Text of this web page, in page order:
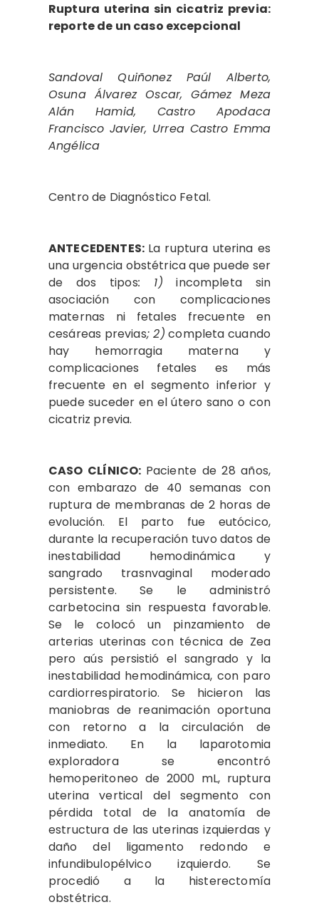
Ruptura uterina sin cicatriz previa:
reporte de un caso excepcional
Sandoval Quiñonez Paúl Alberto,
Osuna Álvarez Oscar, Gámez Meza
Alán Hamid, Castro Apodaca
Francisco Javier, Urrea Castro Emma
Angélica
Centro de Diagnóstico Fetal.
ANTECEDENTES: La ruptura uterina es
una urgencia obstétrica que puede ser
de dos tipos: 1) incompleta sin
asociación con complicaciones
maternas ni fetales frecuente en
cesáreas previas; 2) completa cuando
hay hemorragia materna y
complicaciones fetales es más
frecuente en el segmento inferior y
puede suceder en el útero sano o con
cicatriz previa.
CASO CLÍNICO: Paciente de 28 años,
con embarazo de 40 semanas con
ruptura de membranas de 2 horas de
evolución. El parto fue eutócico,
durante la recuperación tuvo datos de
inestabilidad hemodinámica y
sangrado trasnvaginal moderado
persistente. Se le administró
carbetocina sin respuesta favorable.
Se le colocó un pinzamiento de
arterias uterinas con técnica de Zea
pero aús persistió el sangrado y la
inestabilidad hemodinámica, con paro
cardiorrespiratorio. Se hicieron las
maniobras de reanimación oportuna
con retorno a la circulación de
inmediato. En la laparotomia
exploradora se encontró
hemoperitoneo de 2000 mL, ruptura
uterina vertical del segmento con
pérdida total de la anatomía de
estructura de las uterinas izquierdas y
daño del ligamento redondo e
infundibulopélvico izquierdo. Se
procedió a la histerectomía
obstétrica.